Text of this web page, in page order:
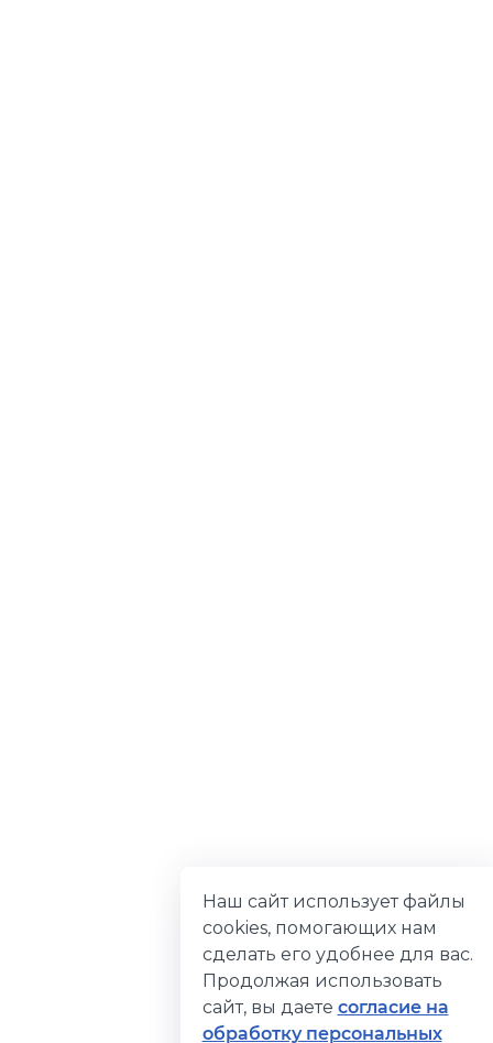
Наш сайт использует файлы
cookies, помогающих нам
сделать его удобнее для вас.
Продолжая использовать
сайт, вы даете согласие на
обработку персональных